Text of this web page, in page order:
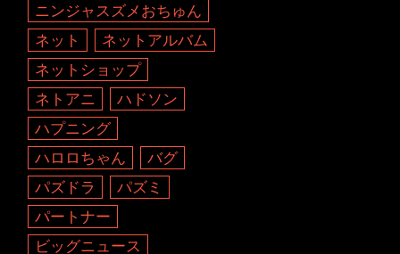
ニンジャスズメおちゅん
ネット
ネットアルバム
ネットショップ
ネトアニ
ハドソン
ハプニング
ハロロちゃん
バグ
パズドラ
パズミ
パートナー
ビッグニュース